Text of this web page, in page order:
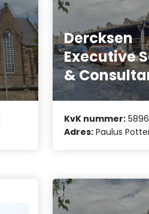
Dercksen
Executive
&
KvK nummer:
Adres: Paulus